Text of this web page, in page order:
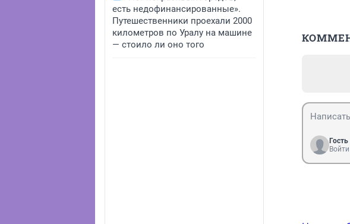
есть недофинансированные».
Путешественники проехали 2000
километров по Уралу на машине
— стоило ли оно того
Гость
Войти